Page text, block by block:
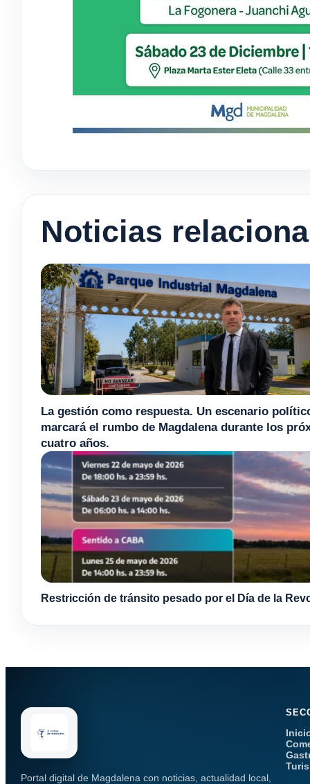
Noticias
La gestión como respuesta. Un escenario
marcará el rumbo de Magdalena durante los
cuatro años.
Restricción de tránsito pesado por el Día de la
Portal digital de Magdalena con noticias, actualidad local,